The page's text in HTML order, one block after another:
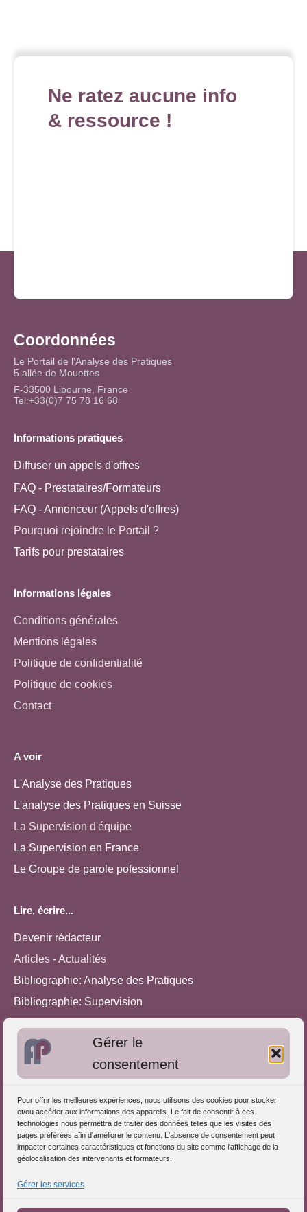
Gérer le
consentement
Pour offrir les meilleures expériences, nous utilisons des cookies pour stocker
et/ou accéder aux informations des appareils. Le fait de consentir à ces
technologies nous permettra de traiter des données telles que les visites des
pages préférées afin d'améliorer le contenu. L'absence de consentement peut
impacter certaines caractéristiques et fonctions du site comme l'affichage de la
géolocalisation des intervenants et formateurs.
Gérer les services
Ne ratez aucune info
& ressource !
Coordonnées
Le Portail de l'Analyse des Pratiques
5 allée de Mouettes
F-33500 Libourne, France
Tel:+33(0)7 75 78 16 68
Informations pratiques
Diffuser un appels d'offres
FAQ - Prestataires/Formateurs
FAQ - Annonceur (Appels d'offres)
Pourquoi rejoindre le Portail ?
Tarifs pour prestataires
Informations légales
Conditions générales
Mentions légales
Politique de confidentialité
Politique de cookies
Contact
A voir
L'Analyse des Pratiques
L'analyse des Pratiques en Suisse
La Supervision d'équipe
La Supervision en France
Le Groupe de parole pofessionnel
Lire, écrire...
Devenir rédacteur
Articles - Actualités
Bibliographie: Analyse des Pratiques
Bibliographie: Supervision
Approches de l'Analyse des pratiques
S'inscrire dans l'Annuaire
Publiez vos formations
Charte déontologique